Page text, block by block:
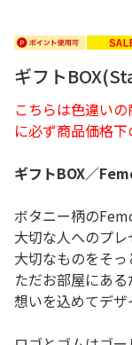
ギフト
こちらは色違い
に必ず商品価格下
ギフトBOX／
ボタニー柄の
大切な人へのプレ
大切なものをそっ
ただお部屋にあ
想いを込めてデザ